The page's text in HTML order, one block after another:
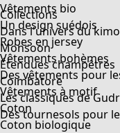
Collections
Dans l'univers du
Monsoon
Étendues champêtres
Coimbatore
Les classiques de
Des tournesols pour le
Vêtements bio
Un design suédois
Robes en jersey
Vêtements bohèmes
Des vêtements pour
Vêtements à motif
Coton
Coton biologique